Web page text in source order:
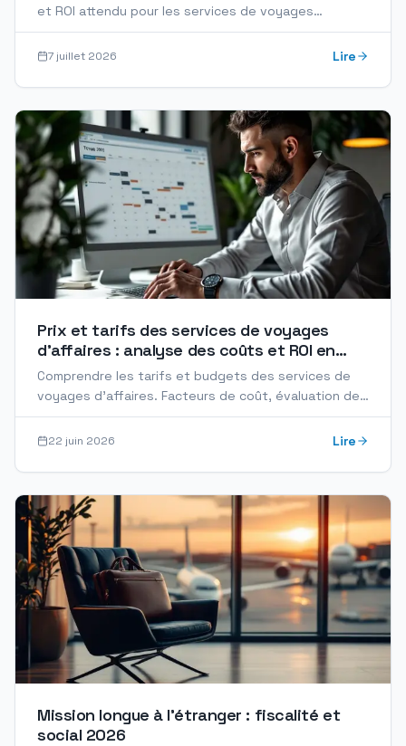
et ROI attendu pour les services de voyages
d'affaires. Guide complet pour évaluer votre budget.
7 juillet 2026 Lire
Prix et tarifs des services de voyages
d'affaires : analyse des coûts et ROI en
2026
Comprendre les tarifs et budgets des services de
voyages d'affaires. Facteurs de coût, évaluation des
devis, économies attendues. Guide complet 2026.
22 juin 2026 Lire
Mission longue à l'étranger : fiscalité et
social 2026